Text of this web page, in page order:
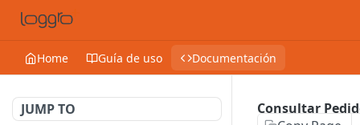
Home Guía de uso Documentación
JUMP TO
Consultar